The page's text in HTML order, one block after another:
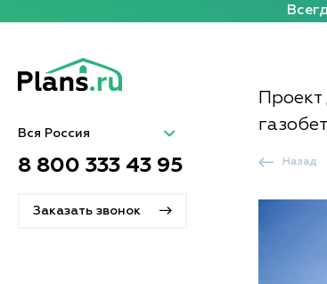
Вся Россия
8 800 333 43 95
Заказать звонок
Назад